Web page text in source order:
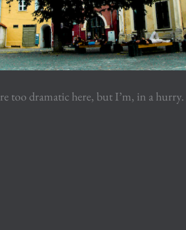
too dramatic here, but I’m, in a hurry.